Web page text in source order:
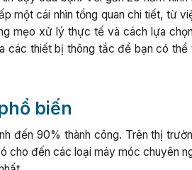
một cái nhìn tổng quan chi tiết, từ
mẹo xử lý thực tế và cách lựa
các thiết bị thông tắc để bạn có
biến
đến 90% thành công. Trên thị
cho đến các loại máy móc chuyên